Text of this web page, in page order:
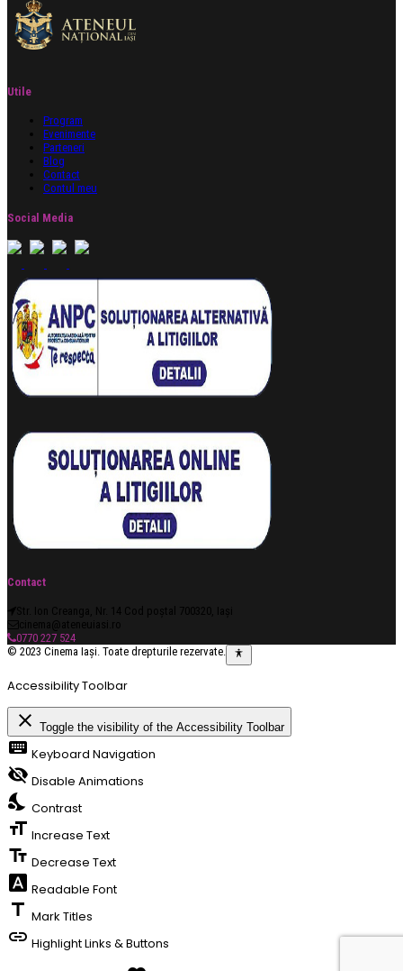
Utile
Program
Evenimente
Parteneri
Blog
Contact
Contul meu
Social Media
Contact
Str. Ion Creanga, Nr. 14 Cod poștal 700320, Iași
cinema@ateneuiasi.ro
0770 227 524
© 2023 Cinema Iași. Toate drepturile rezervate.
Accessibility Toolbar
close Toggle the visibility of the Accessibility Toolbar
keyboard Keyboard Navigation
visibility_off Disable Animations
nights_stay Contrast
format_size Increase Text
text_fields Decrease Text
font_download Readable Font
title Mark Titles
link Highlight Links & Buttons